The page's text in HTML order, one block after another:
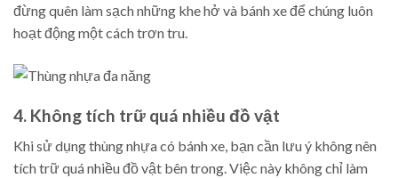
đừng quên làm sạch những khe hở và bánh xe để chúng luôn
hoạt động một cách trơn tru.
4. Không tích trữ quá nhiều đồ vật
Khi sử dụng thùng nhựa có bánh xe, bạn cần lưu ý không nên
tích trữ quá nhiều đồ vật bên trong. Việc này không chỉ làm